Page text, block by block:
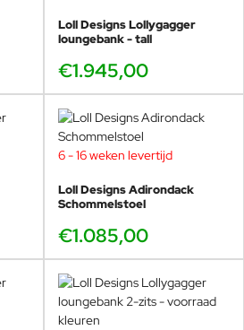
Loll Designs Lollygagger
loungebank - tall
€1.945,00
6 - 16 weken levertijd
Loll Designs Adirondack
Schommelstoel
€1.085,00